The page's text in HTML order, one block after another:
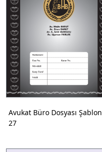
Avukat Büro Dosyası Şablon
27